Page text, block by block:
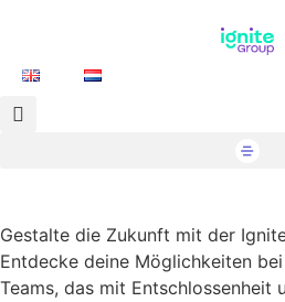
Gestalte die Zukunft mit der
Entdecke deine Möglichkeiten
Teams, das mit Entschlossenheit